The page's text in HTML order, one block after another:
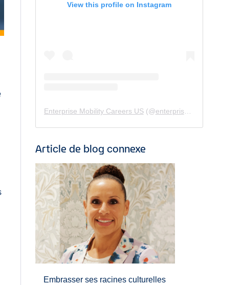
View this profile on Instagram
Enterprise Mobility Careers US(@enterprisemobility.careers.us
Article de blog connexe
Embrasser ses racines culturelles